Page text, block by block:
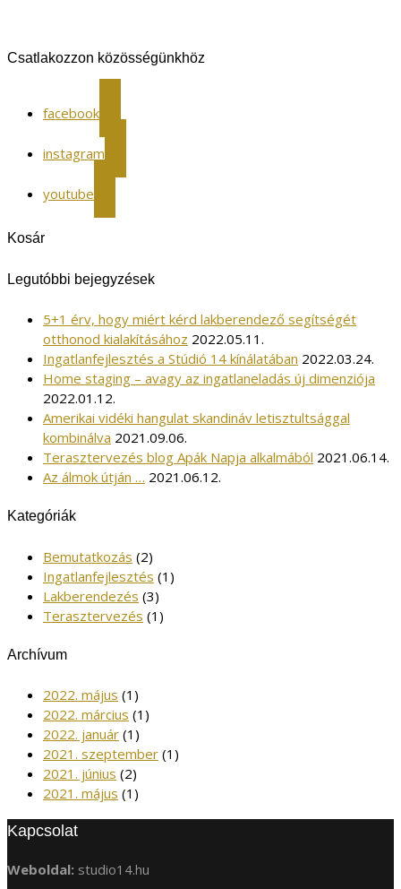
Csatlakozzon közösségünkhöz
facebook
instagram
youtube
Kosár
Legutóbbi bejegyzések
5+1 érv, hogy miért kérd lakberendező segítségét
otthonod kialakításához 2022.05.11.
Ingatlanfejlesztés a Stúdió 14 kínálatában 2022.03.24.
Home staging – avagy az ingatlaneladás új dimenziója
2022.01.12.
Amerikai vidéki hangulat skandináv letisztultsággal
kombinálva 2021.09.06.
Terasztervezés blog Apák Napja alkalmából 2021.06.14.
Az álmok útján … 2021.06.12.
Kategóriák
Bemutatkozás (2)
Ingatlanfejlesztés (1)
Lakberendezés (3)
Terasztervezés (1)
Archívum
2022. május (1)
2022. március (1)
2022. január (1)
2021. szeptember (1)
2021. június (2)
2021. május (1)
Kapcsolat
Weboldal: studio14.hu